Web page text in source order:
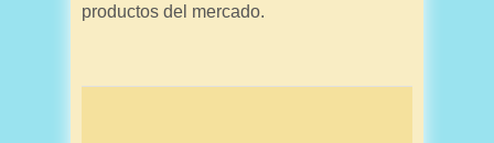
productos del mercado.